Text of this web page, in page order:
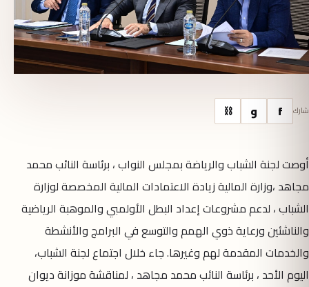
شارك f و ⛓
أوصت لجنة الشباب والرياضة بمجلس النواب ، برئاسة النائب محمد
مجاهد ،وزارة المالية زيادة الاعتمادات المالية المخصصة لوزارة
الشباب ، لدعم مشروعات إعداد البطل الأولمبي والموهبة الرياضية
والناشئين ورعاية ذوي الهمم والتوسع في البرامج والأنشطة
والخدمات المقدمة لهم وغيرها. جاء خلال اجتماع لجنة الشباب،
اليوم الأحد ، برئاسة النائب محمد مجاهد ، لمناقشة موزانة ديوان